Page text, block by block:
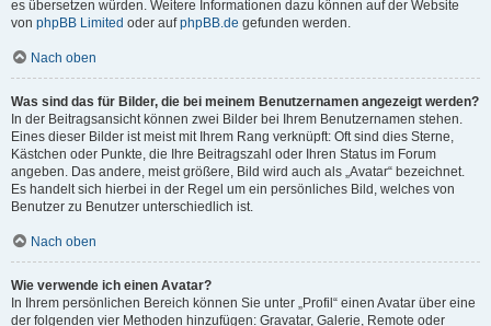
es übersetzen würden. Weitere Informationen dazu können auf der Website
von phpBB Limited oder aufphpBB.de gefunden werden.
Nach oben
Was sind das für Bilder, die bei meinem Benutzernamen angezeigt werden?
In der Beitragsansicht können zwei Bilder bei Ihrem Benutzernamen stehen.
Eines dieser Bilder ist meist mit Ihrem Rang verknüpft: Oft sind dies Sterne,
Kästchen oder Punkte, die Ihre Beitragszahl oder Ihren Status im Forum
angeben. Das andere, meist größere, Bild wird auch als „Avatar“ bezeichnet.
Es handelt sich hierbei in der Regel um ein persönliches Bild, welches von
Benutzer zu Benutzer unterschiedlich ist.
Nach oben
Wie verwende ich einen Avatar?
In Ihrem persönlichen Bereich können Sie unter „Profil“ einen Avatar über eine
der folgenden vier Methoden hinzufügen: Gravatar, Galerie, Remote oder